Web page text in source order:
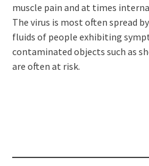
muscle pain and at times
The virus is most often spread
fluids of people exhibiting
contaminated objects such as
are often at risk.